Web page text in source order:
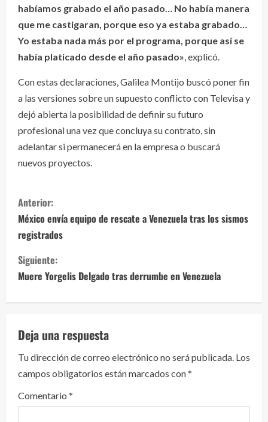
habíamos grabado el año pasado… No había manera
que me castigaran, porque eso ya estaba grabado…
Yo estaba nada más por el programa, porque así se
había platicado desde el año pasado», explicó.
Con estas declaraciones, Galilea Montijo buscó poner fin
a las versiones sobre un supuesto conflicto con Televisa y
dejó abierta la posibilidad de definir su futuro
profesional una vez que concluya su contrato, sin
adelantar si permanecerá en la empresa o buscará
nuevos proyectos.
S
i
g
u
e
l
e
y
e
Anterior:
México envía equipo de rescate a Venezuela tras los sismos
registrados
Siguiente:
Muere Yorgelis Delgado tras derrumbe en Venezuela
Deja una respuesta
Tu dirección de correo electrónico no será publicada. Los
campos obligatorios están marcados con*
Comentario *